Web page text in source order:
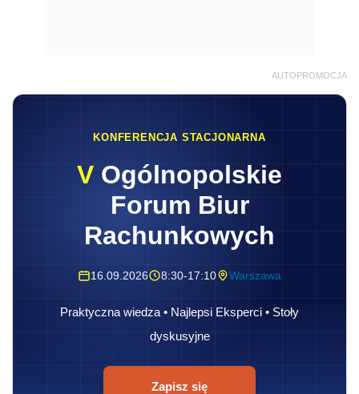
AUTOPROMOCJA
KONFERENCJA STACJONARNA
V Ogólnopolskie
Forum Biur
Rachunkowych
16.09.2026 8:30-17:10 Warszawa
Praktyczna wiedza • Najlepsi Eksperci • Stoły
dyskusyjne
Zapisz się